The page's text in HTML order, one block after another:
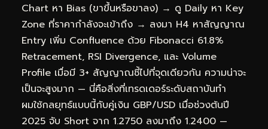
Chart หา Bias (ขาขึ้นหรือขาลง) → ดู Daily หา Key
Zone ที่ราคากำลังจะเข้าถึง → ลงมา H4 หาสัญญาณ
Entry เพิ่ม Confluence ด้วย Fibonacci 61.8%
Retracement, RSI Divergence, และ Volume
Profile เมื่อมี 3+ สัญญาณชี้ไปที่จุดเดียวกัน ความน่าจะ
เป็นจะสูงมาก — นี่คือสิ่งที่เทรดเดอร์ระดับสถาบันทำ
ผมใช้กลยุทธ์แบบนี้กับคู่เงิน GBP/USD เมื่อช่วงต้นปี
2025 จับ Short จาก 1.2750 ลงมาถึง 1.2400 —